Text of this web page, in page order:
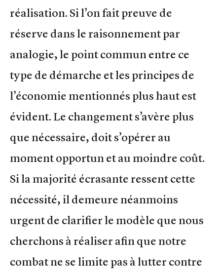
réalisation. Si l’on fait preuve de
réserve dans le raisonnement par
analogie, le point commun entre ce
type de démarche et les principes de
l’économie mentionnés plus haut est
évident. Le changement s’avère plus
que nécessaire, doit s’opérer au
moment opportun et au moindre coût.
Si la majorité écrasante ressent cette
nécessité, il demeure néanmoins
urgent de clarifier le modèle que nous
cherchons à réaliser afin que notre
combat ne se limite pas à lutter contre